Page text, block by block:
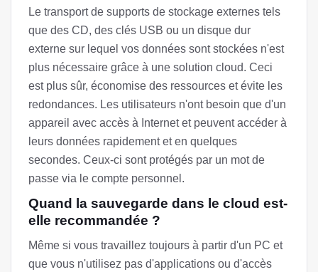
Le transport de supports de stockage externes tels
que des CD, des clés USB ou un disque dur
externe sur lequel vos données sont stockées n'est
plus nécessaire grâce à une solution cloud. Ceci
est plus sûr, économise des ressources et évite les
redondances. Les utilisateurs n'ont besoin que d'un
appareil avec accès à Internet et peuvent accéder à
leurs données rapidement et en quelques
secondes. Ceux-ci sont protégés par un mot de
passe via le compte personnel.
Quand la sauvegarde dans le cloud est-
elle recommandée ?
Même si vous travaillez toujours à partir d'un PC et
que vous n'utilisez pas d'applications ou d'accès